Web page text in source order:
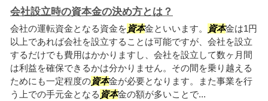
会社設立時の資本金の決め方とは？
会社の運転資金となる資金を資本金といいます。 資本金は1円
以上であれば会社を設立することは可能ですが、会社を設立
するだけでも費用はかかりますし、会社を設立して数ヶ月間
は利益を確保できるかは分かりません。その間を乗り越える
ためにも一定程度の資本金が必要となります。また事業を行
う上での手元金となる 資本金の額が多いことで...